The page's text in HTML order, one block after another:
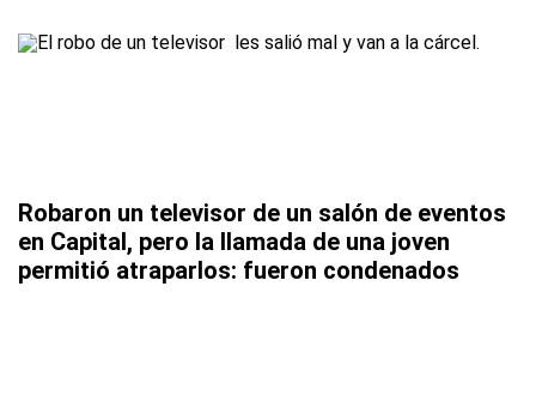
Robaron un televisor de un salón de eventos
en Capital, pero la llamada de una joven
permitió atraparlos: fueron condenados